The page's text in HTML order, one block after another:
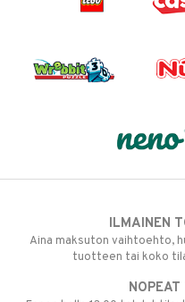
ILMAINEN
Aina maksuton vaihtoehto,
tuotteen tai koko